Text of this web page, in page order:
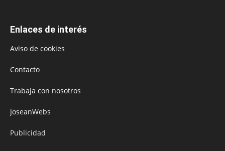
Enlaces de interés
Aviso de cookies
Contacto
Trabaja con nosotros
JoseanWebs
Publicidad